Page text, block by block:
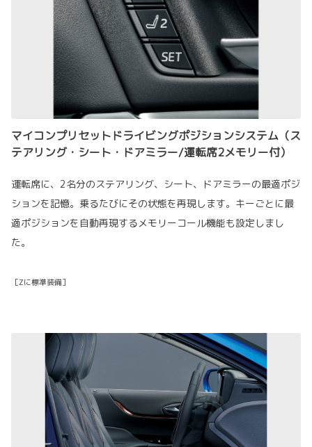
マイコンプリセットドライビングポジションシステム（ス
テアリング・シート・ドアミラー/運転席2メモリー付）
運転席に、2名分のステアリング、シート、ドアミラーの最適ポジ
ションを記憶。乗るたびにその状態を再現します。キーごとに最
適ポジションを自動再現するメモリーコール機能も設定しまし
た。
［Zに標準装備］